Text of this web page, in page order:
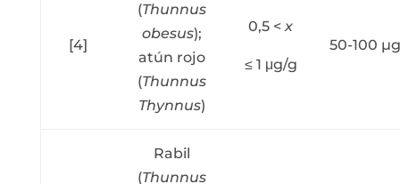
[4]
(Thunnus
obesus);
atún rojo
(Thunnus
Thynnus)
0,5 <x
≤ 1 μg/g
50-100 µg
Rabil
(Thunnus